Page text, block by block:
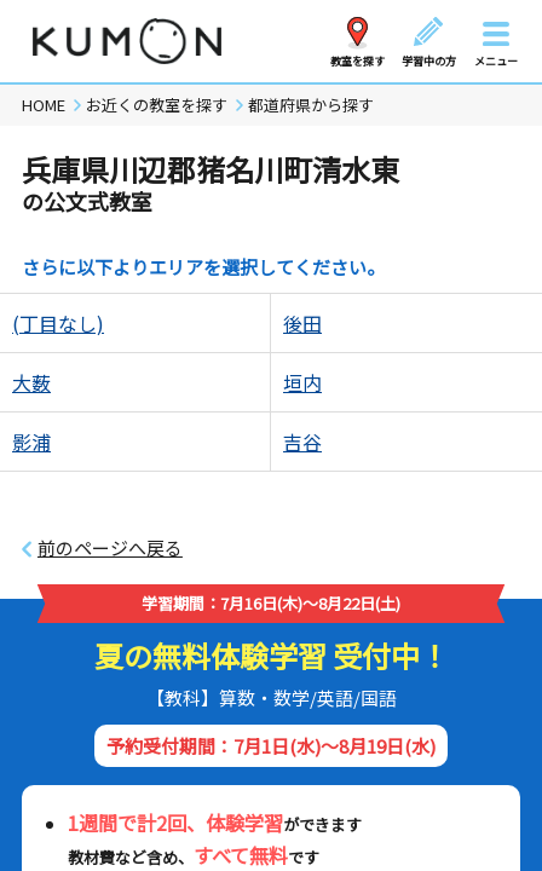
教室を探す 学習中の方 メニュー
HOME お近くの教室を探す 都道府県から探す
兵庫県川辺郡猪名川町清水東
の公文式教室
さらに以下よりエリアを選択してください。
(丁目なし) 後田
大薮 垣内
影浦 吉谷
前のページへ戻る
学習期間：7月16日(木)～8月22日(土)
夏の無料体験学習 受付中！
【教科】算数・数学/英語/国語
予約受付期間：7月1日(水)～8月19日(水)
1週間で計2回、体験学習ができます
教材費など含め、 すべて無料です